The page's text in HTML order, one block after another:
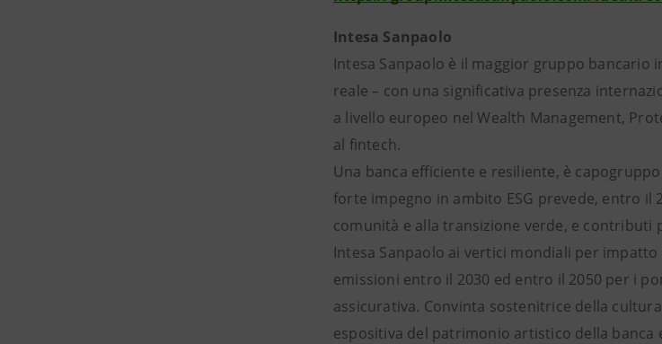
Intesa Sanpaolo
Intesa Sanpaolo è il maggior gruppo bancario
reale – con una significativa presenza
a livello europeo nel Wealth Management,
al fintech.
Una banca efficiente e resiliente, è
forte impegno in ambito ESG prevede, entro
comunità e alla transizione verde, e
Intesa Sanpaolo ai vertici mondiali per
emissioni entro il 2030 ed entro il 2050 per i
assicurativa. Convinta sostenitrice della
espositiva del patrimonio artistico della